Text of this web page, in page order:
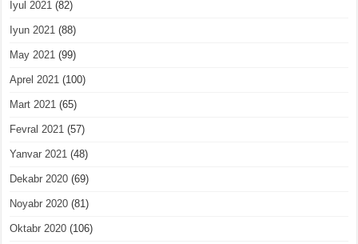
Iyul 2021 (82)
Iyun 2021 (88)
May 2021 (99)
Aprel 2021 (100)
Mart 2021 (65)
Fevral 2021 (57)
Yanvar 2021 (48)
Dekabr 2020 (69)
Noyabr 2020 (81)
Oktabr 2020 (106)